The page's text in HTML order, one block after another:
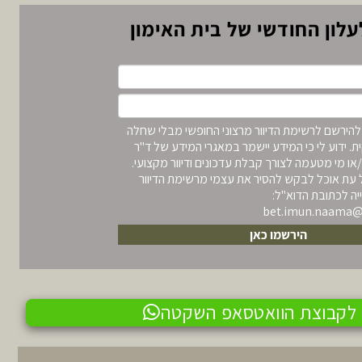
החודשי של בית האימון
לרשימת הדיוור מרצוני החופשי מבלי שחלה
ידוע לי כי המידע יישמר במאגרי המידע של ד"ר
מי מטעמה לצורך קבלת עדכונים ודיוור מקצועי.
עת אוכל לבקש להסיר את עצמי מרשימת הדיוור
לכתובת הדוא"ל:
הירשמו כאן
לקבוצת הוואטסאפ השקטה